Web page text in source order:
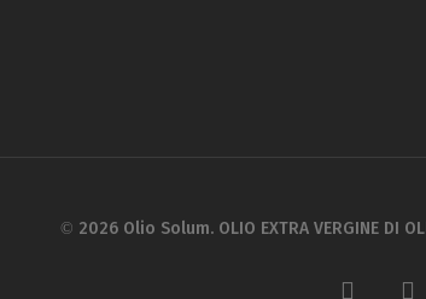
© 2026 Olio Solum. OLIO EXTRA VERGINE DI
facebook